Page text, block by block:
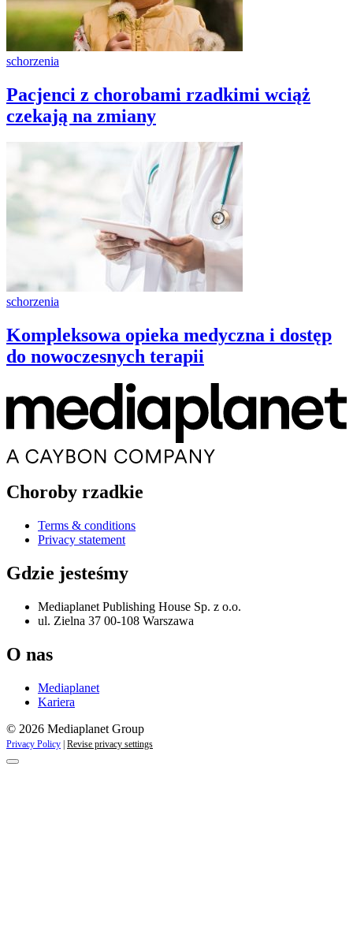
schorzenia
Pacjenci z chorobami rzadkimi wciąż
czekają na zmiany
schorzenia
Kompleksowa opieka medyczna i dostęp
do nowoczesnych terapii
Choroby rzadkie
Terms & conditions
Privacy statement
Gdzie jesteśmy
Mediaplanet Publishing House Sp. z o.o.
ul. Zielna 37 00-108 Warszawa
O nas
Mediaplanet
Kariera
© 2026 Mediaplanet Group
Privacy Policy Revise privacy settings